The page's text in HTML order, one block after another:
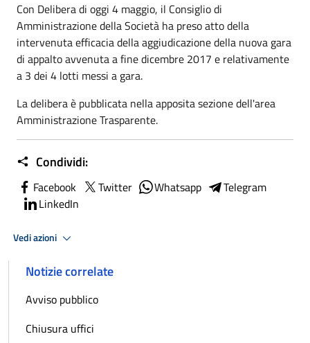
Con Delibera di oggi 4 maggio, il Consiglio di
Amministrazione della Società ha preso atto della
intervenuta efficacia della aggiudicazione della nuova gara
di appalto avvenuta a fine dicembre 2017 e relativamente
a 3 dei 4 lotti messi a gara.
La delibera è pubblicata nella apposita sezione dell'area
Amministrazione Trasparente.
Condividi:
Facebook Twitter Whatsapp
Telegram
LinkedIn
Vedi azioni
Notizie correlate
Avviso pubblico
Chiusura uffici